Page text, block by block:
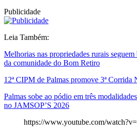
Publicidade
Leia Também:
Melhorias nas propriedades rurais
da comunidade do Bom Retiro
12ª CIPM de Palmas promove 3ª
Palmas sobe ao pódio em três
no JAMSOP’S 2026
https://www.youtube.com/